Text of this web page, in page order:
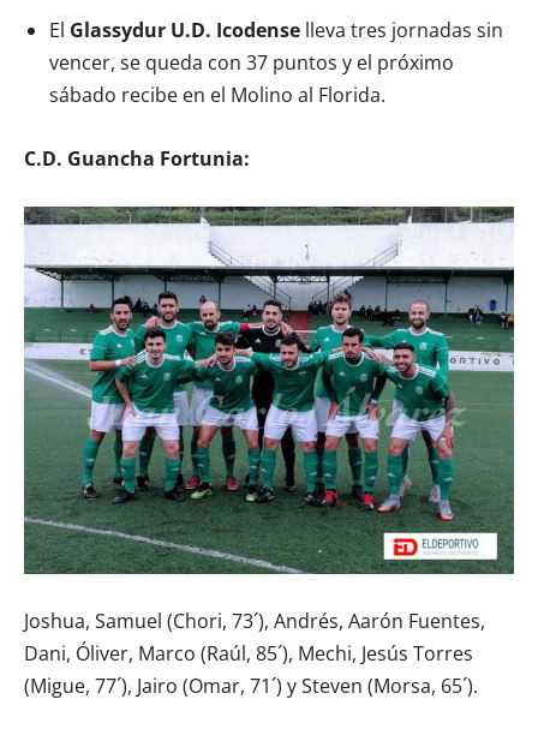
El Glassydur U.D. Icodense lleva tres jornadas sin
vencer, se queda con 37 puntos y el próximo
sábado recibe en el Molino al Florida.
C.D. Guancha Fortunia:
Joshua, Samuel (Chori, 73´), Andrés, Aarón Fuentes,
Dani, Óliver, Marco (Raúl, 85´), Mechi, Jesús Torres
(Migue, 77´), Jairo (Omar, 71´) y Steven (Morsa, 65´).